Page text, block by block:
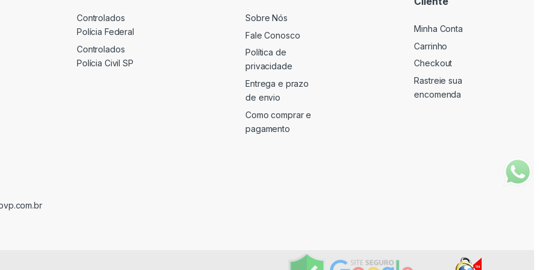
Controlados
Polícia Federal
Controlados
Polícia Civil SP
Sobre Nós
Fale Conosco
Política de
privacidade
Entrega e prazo
de envio
Como comprar e
pagamento
Minha Conta
Carrinho
Checkout
Rastreie sua
encomenda